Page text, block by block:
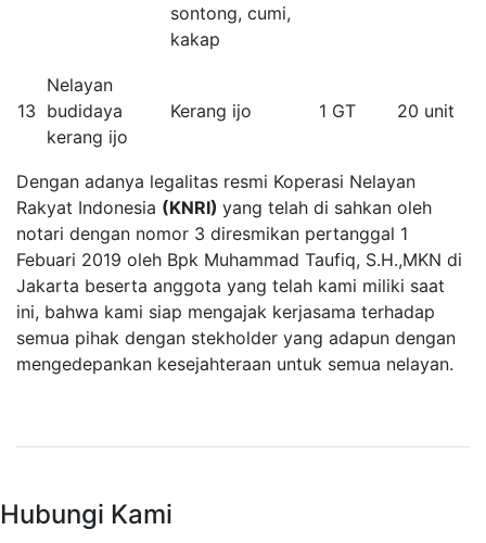
sontong, cumi,
kakap
13
Nelayan
budidaya
kerang ijo
Kerang ijo 1 GT 20 unit
Dengan adanya legalitas resmi Koperasi Nelayan
Rakyat Indonesia (KNRI) yang telah di sahkan oleh
notari dengan nomor 3 diresmikan pertanggal 1
Febuari 2019 oleh Bpk Muhammad Taufiq, S.H.,MKN di
Jakarta beserta anggota yang telah kami miliki saat
ini, bahwa kami siap mengajak kerjasama terhadap
semua pihak dengan stekholder yang adapun dengan
mengedepankan kesejahteraan untuk semua nelayan.
Hubungi Kami